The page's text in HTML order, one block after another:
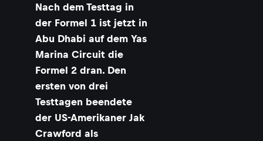
Nach dem Testtag in
der Formel 1 ist jetzt in
Abu Dhabi auf dem Yas
Marina Circuit die
Formel 2 dran. Den
ersten von drei
Testtagen beendete
der US-Amerikaner Jak
Crawford als